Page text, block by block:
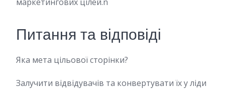
Питання та відповіді
Яка мета цільової сторінки?
Залучити відвідувачів та конвертувати їх у ліди